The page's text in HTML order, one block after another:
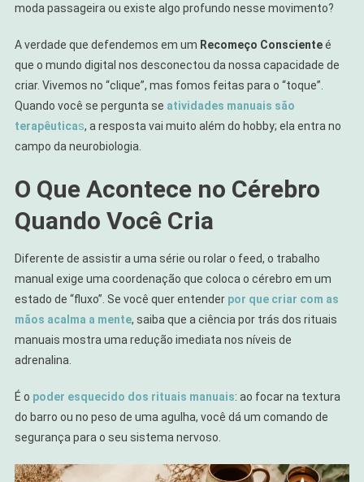
moda passageira ou existe algo profundo nesse movimento?
A verdade que defendemos em um Recomeço Conscienteé
que o mundo digital nos desconectou da nossa capacidade de
criar. Vivemos no “clique”, mas fomos feitas para o “toque”.
Quando você se pergunta se atividades manuais são
terapêuticas, a resposta vai muito além do hobby; ela entra no
campo da neurobiologia.
O Que Acontece no Cérebro
Quando Você Cria
Diferente de assistir a uma série ou rolar o feed, o trabalho
manual exige uma coordenação que coloca o cérebro em um
estado de “fluxo”. Se você quer entenderpor que criar com as
mãos acalma a mente, saiba que a ciência por trás dos rituais
manuais mostra uma redução imediata nos níveis de
adrenalina.
É o poder esquecido dos rituais manuais: ao focar na textura
do barro ou no peso de uma agulha, você dá um comando de
segurança para o seu sistema nervoso.